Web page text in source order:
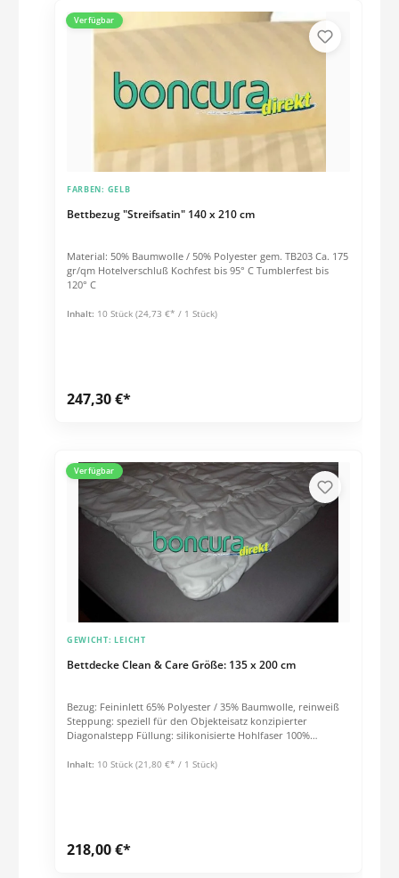
Verfügbar
Bettbezug "Streifsatin" 140 x 210 cm
FARBEN: GELB
Material: 50% Baumwolle / 50% Polyester gem. TB203 Ca. 175
gr/qm Hotelverschluß Kochfest bis 95° C Tumblerfest bis
120° C
Inhalt: 10 Stück (24,73 €* / 1 Stück)
247,30 €*
Verfügbar
Bettdecke Clean & Care Größe: 135 x 200 cm
GEWICHT:LEICHT
Bezug: Feininlett 65% Polyester / 35% Baumwolle, reinweiß
Steppung: speziell für den Objekteisatz konzipierter
Diagonalstepp Füllung: silikonisierte Hohlfaser 100%
Inhalt: 10 Stück (21,80 €* / 1 Stück)
218,00 €*